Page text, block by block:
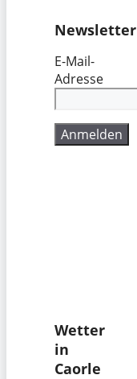
Newsletter
E-Mail-
Adresse
Wetter
in
Caorle